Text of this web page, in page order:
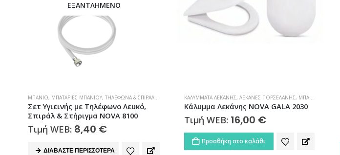
ΕΞΑΝΤΛΗΜΈΝΟ
ΜΠΆΝΙΟ, ΜΠΑΤΑΡΊΕΣ ΜΠΆΝΙΟΥ, ΤΗΛΈΦΩΝΑ & ΣΠΙΡΆΛ ΝΤΟΥΣ
Σετ Υγιεινής με Τηλέφωνο Λευκό,
Σπιράλ & Στήριγμα NOVA 8100
Τιμή WEB: 8,40 €
ΔΙΑΒΆΣΤΕ ΠΕΡΙΣΣΌΤΕΡΑ
ΚΑΛΎΜΜΑΤΑ ΛΕΚΆΝΗΣ, ΛΕΚΆΝΕΣ ΠΟΡΣΕΛΆΝΗΣ, ΜΠΆΝΙΟ
Κάλυμμα Λεκάνης NOVA GALA 2030
Τιμή WEB: 16,00 €
Προσθήκη στο καλάθι